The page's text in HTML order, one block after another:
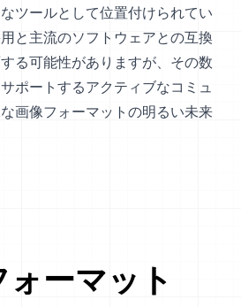
ツールとして位置付けられてい
と主流のソフトウェアとの互換
る可能性がありますが、その数
ポートするアクティブなコミュ
画像フォーマットの明るい未来
ォーマット